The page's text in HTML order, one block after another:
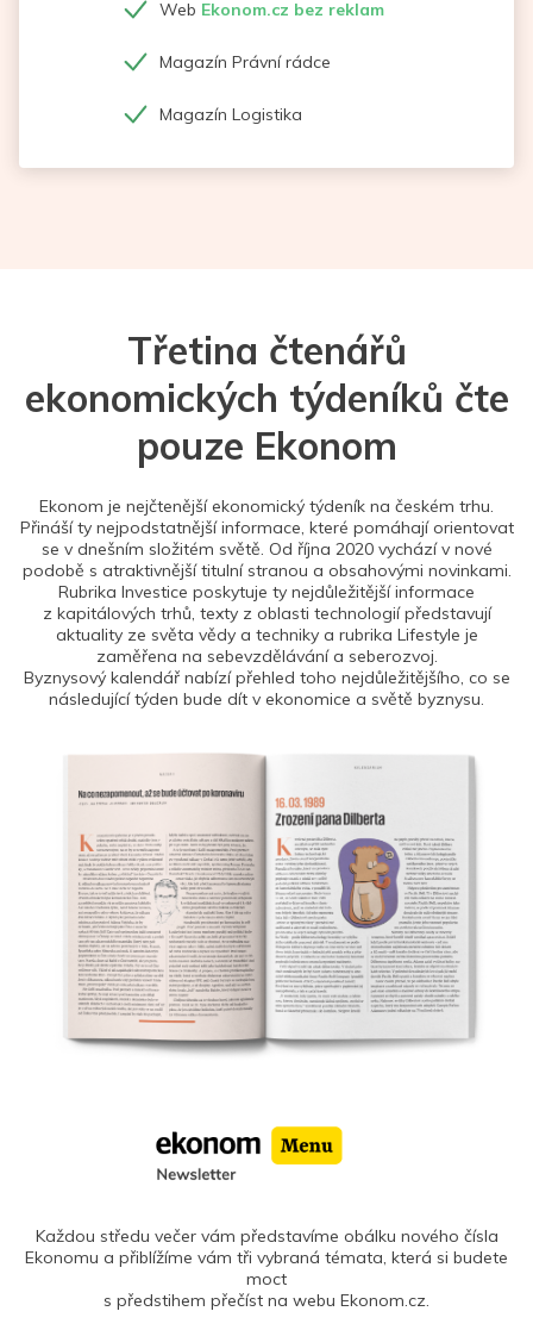
Web Ekonom.cz bez reklam
Magazín Právní rádce
Magazín Logistika
Třetina čtenářů
ekonomických týdeníků čte
pouze Ekonom
Ekonom je nejčtenější ekonomický týdeník na českém trhu.
Přináší ty nejpodstatnější informace, které pomáhají orientovat
se v dnešním složitém světě. Od října 2020 vychází v nové
podobě s atraktivnější titulní stranou a obsahovými novinkami.
Rubrika Investice poskytuje ty nejdůležitější informace
z kapitálových trhů, texty z oblasti technologií představují
aktuality ze světa vědy a techniky a rubrika Lifestyle je
zaměřena na sebevzdělávání a seberozvoj.
Byznysový kalendář nabízí přehled toho nejdůležitějšího, co se
následující týden bude dít v ekonomice a světě byznysu.
Každou středu večer vám představíme obálku nového čísla
Ekonomu a přiblížíme vám tři vybraná témata, která si budete
moct
s předstihem přečíst na webu Ekonom.cz.